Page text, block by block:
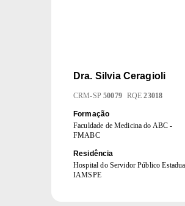
Dra. Silvia Ceragioli
CRM-SP 50079 RQE23018
Formação
Faculdade de Medicina do ABC -
FMABC
Residência
Hospital do Servidor Público
IAMSPE